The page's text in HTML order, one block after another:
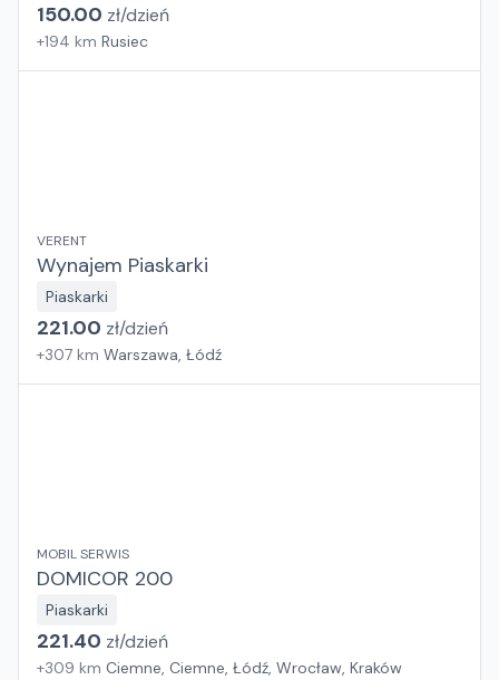
150.00 zł/dzień
+194 km Rusiec
VERENT
Wynajem Piaskarki
Piaskarki
221.00 zł/dzień
+307 km Warszawa, Łódź
MOBIL SERWIS
DOMICOR 200
Piaskarki
221.40 zł/dzień
+309 km Ciemne, Ciemne, Łódź, Wrocław, Kraków